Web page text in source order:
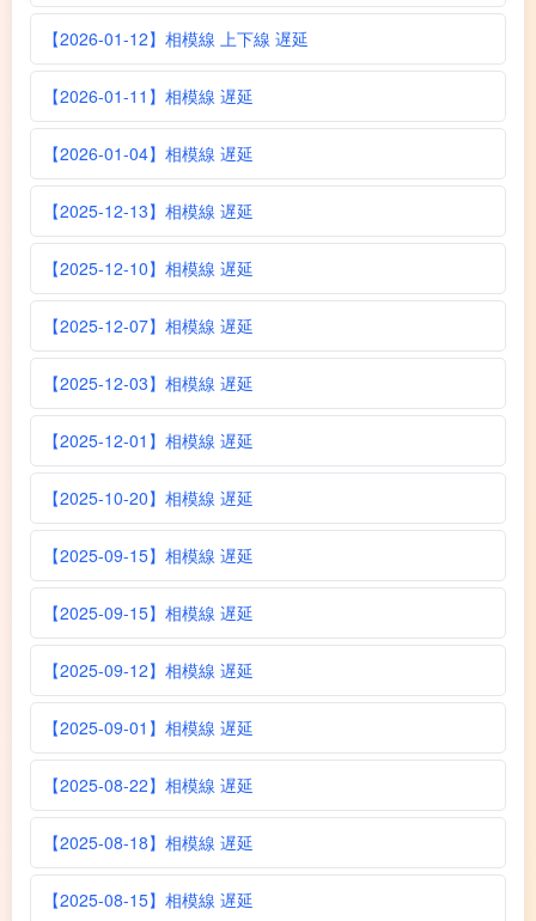
【2026-01-12】相模線 上下線 遅延
【2026-01-11】相模線 遅延
【2026-01-04】相模線 遅延
【2025-12-13】相模線 遅延
【2025-12-10】相模線 遅延
【2025-12-07】相模線 遅延
【2025-12-03】相模線 遅延
【2025-12-01】相模線 遅延
【2025-10-20】相模線 遅延
【2025-09-15】相模線 遅延
【2025-09-15】相模線 遅延
【2025-09-12】相模線 遅延
【2025-09-01】相模線 遅延
【2025-08-22】相模線 遅延
【2025-08-18】相模線 遅延
【2025-08-15】相模線 遅延